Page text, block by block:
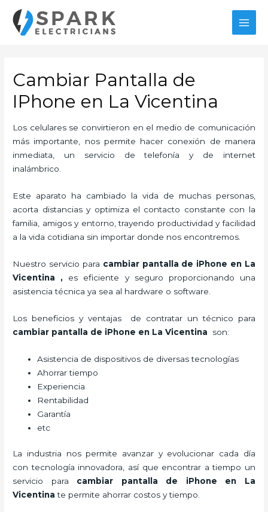
contenido
Cambiar Pantalla de
IPhone en La Vicentina
Los celulares se convirtieron en el medio de comunicación
más importante, nos permite hacer conexión de manera
inmediata, un servicio de telefonía y de internet
inalámbrico.
Este aparato ha cambiado la vida de muchas personas,
acorta distancias y optimiza el contacto constante con la
familia, amigos y entorno, trayendo productividad y facilidad
a la vida cotidiana sin importar donde nos encontremos.
Nuestro servicio para cambiar pantalla de iPhone en La
Vicentina
, es eficiente y seguro proporcionando una
asistencia técnica ya sea al hardware o software.
Los beneficios y ventajas de contratar un técnico para
cambiar pantalla de iPhone en La Vicentina son:
Asistencia de dispositivos de diversas tecnologías
Ahorrar tiempo
Experiencia
Rentabilidad
Garantía
etc
La industria nos permite avanzar y evolucionar cada día
con tecnología innovadora, así que encontrar a tiempo un
servicio para cambiar pantalla de iPhone en La
Vicentina te permite ahorrar costos y tiempo.